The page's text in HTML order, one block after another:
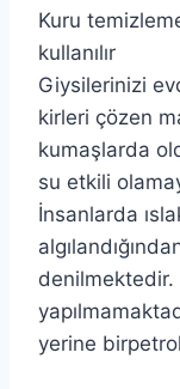
Kuru
kullanılır
Giysilerinizi
kirleri çözen
kumaşlarda
su etkili
İnsanlarda
denilmektedir.
yerine